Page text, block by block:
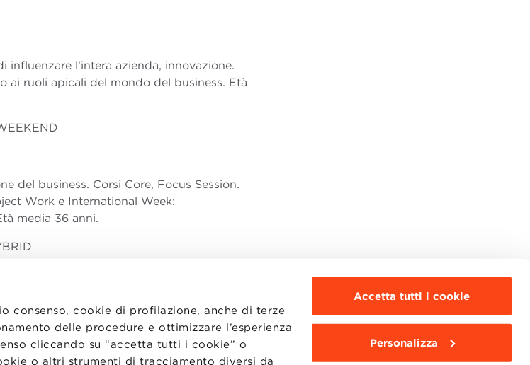
consenso, cookie di profilazione, anche di terze
delle procedure e ottimizzare l’esperienza
cliccando su “accetta tutti i cookie” o
o altri strumenti di tracciamento diversi da
Accetta tutti i cookie
Personalizza
influenzare l’intera azienda, innovazione.
ai ruoli apicali del mondo del business. Età
del business. Corsi Core, Focus Session.
Work e International Week:
media 36 anni.
LAVORA CON NOI
STATUTO
WEBMAIL